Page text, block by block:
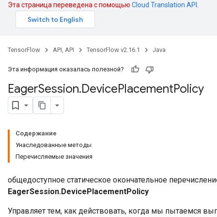
Эта страница переведена с помощью Cloud Translation API
TensorFlow API, API TensorFlow v2.16.1 Java
Эта информация оказалась полезной?
EagerSession.DevicePlacementPolicy
Содержание
Унаследованные методы
Перечисляемые значения
общедоступное статическое окончательное
EagerSession.DevicePlacementPolicy
Управляет тем, как действовать, когда мы пытаемся